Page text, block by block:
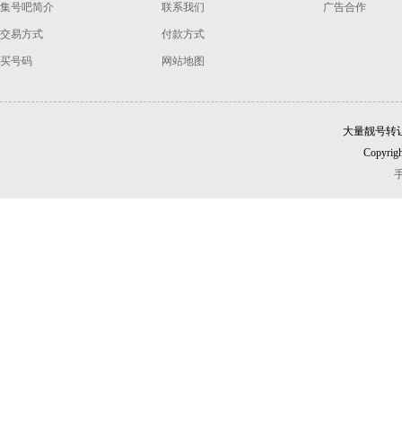
集号吧简介
交易方式
买号码
联系我们
付款方式
网站地图
广告合作
大量靓号转